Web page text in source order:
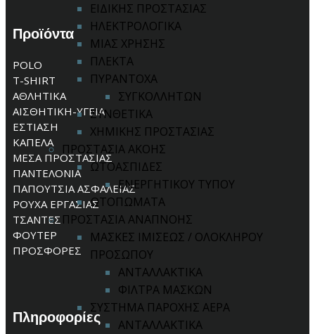
ΕΙΔΙΚΗΣ ΠΡΟΣΤΑΣΙΑΣ
ΗΛΕΚΤΡΟΛΟΓΙΚΑ
ΜΙΑΣ ΧΡΗΣΗΣ
ΠΛΕΚΤΑ
ΠΥΡΑΝΤΟΧΑ
ΣΥΓΚΟΛΛΗΤΩΝ
ΣΥΝΘΕΤΙΚΑ
ΧΗΜΙΚΗΣ ΠΡΟΣΤΑΣΙΑΣ
ΠΡΟΣΤΑΣΙΑ ΑΚΟΗΣ
ΩΤΟΑΣΠΙΔΕΣ
ΕΝΕΡΓΗΤΙΚΟΥ ΤΥΠΟΥ
ΩΤΟΠΩΜΑΤΑ
ΠΡΟΣΤΑΣΙΑ ΑΝΑΠΝΟΗΣ
ΜΑΣΚΕΣ ΙΜΙΣΕΩΣ / ΟΛΟΚΛΗΡΟΥ
ΠΡΟΣΩΠΟΥ
ΑΝΤΑΛΛΑΚΤΙΚΑ
ΦΙΛΤΡΑ ΜΑΣΚΩΝ
ΣΥΣΤΗΜΑ ΠΑΡΟΧΗΣ ΑΕΡΑ
ΑΝΤΑΛΛΑΚΤΙΚΑ
Προϊόντα
POLO
T-SHIRT
ΑΘΛΗΤΙΚΑ
ΑΙΣΘΗΤΙΚΗ-ΥΓΕΙΑ
ΕΣΤΙΑΣΗ
ΚΑΠΕΛΑ
ΜΕΣΑ ΠΡΟΣΤΑΣΙΑΣ
ΠΑΝΤΕΛΟΝΙΑ
ΠΑΠΟΥΤΣΙΑ ΑΣΦΑΛΕΙΑΣ
ΡΟΥΧΑ ΕΡΓΑΣΙΑΣ
ΤΣΑΝΤΕΣ
ΦΟΥΤΕΡ
ΠΡΟΣΦΟΡΕΣ
Πληροφορίες